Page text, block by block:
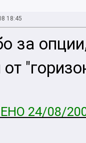
18:45
за
24/08/